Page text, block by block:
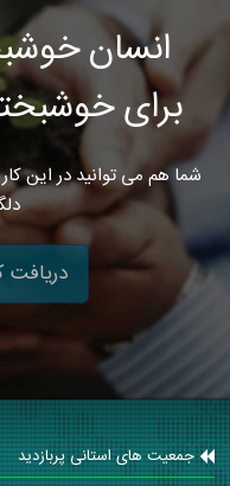
انسان
برای
شما هم می توانید در این
جمعیت های استانی پربازدید